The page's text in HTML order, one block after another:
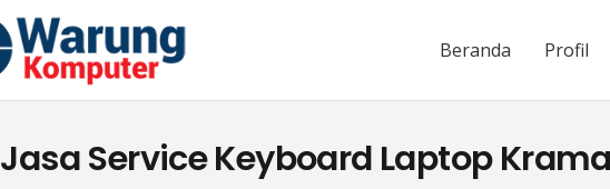
Beranda Profil
Jasa Service Keyboard Laptop